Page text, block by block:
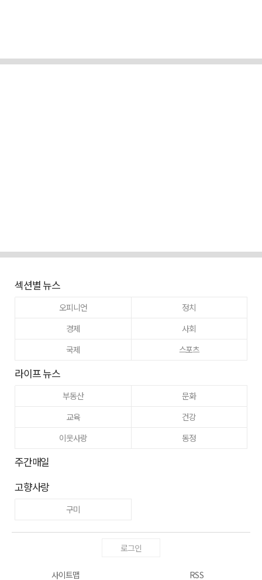
섹션별 뉴스
오피니언
정치
경제
사회
국제
스포츠
라이프 뉴스
부동산
문화
교육
건강
이웃사랑
동정
주간매일
고향사랑
구미
로그인
사이트맵 RSS